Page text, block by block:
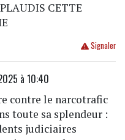
CETTE
Signaler
à 10:40
contre le narcotrafic
toute sa splendeur :
judiciaires